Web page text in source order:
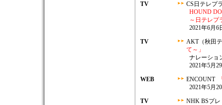
TV
CS日テレプ
HOUND
～日テレプ
2021年6月6
TV
AKT（秋田
て～」
ナレーショ
2021年5月
WEB
ENCOUNT
2021年5月
TV
NHK BSプレ